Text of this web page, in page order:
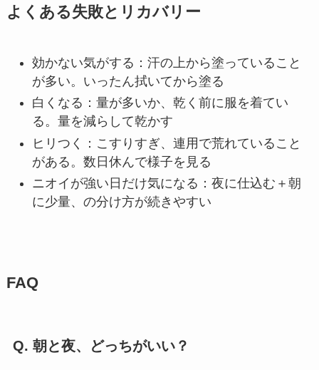
よくある失敗とリカバリー
効かない気がする：汗の上から塗っていること
が多い。いったん拭いてから塗る
白くなる：量が多いか、乾く前に服を着てい
る。量を減らして乾かす
ヒリつく：こすりすぎ、連用で荒れていること
がある。数日休んで様子を見る
ニオイが強い日だけ気になる：夜に仕込む＋朝
に少量、の分け方が続きやすい
FAQ
Q. 朝と夜、どっちがいい？